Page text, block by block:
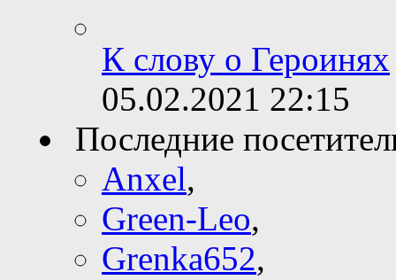
К слову о Героинях
05.02.2021 22:15
Последние
Anxel,
Green-Leo,
Grenka652,